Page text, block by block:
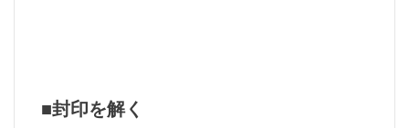
■封印を解く